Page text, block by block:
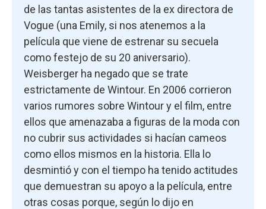
de las tantas asistentes de la ex directora de
Vogue (una Emily, si nos atenemos a la
película que viene de estrenar su secuela
como festejo de su 20 aniversario).
Weisberger ha negado que se trate
estrictamente de Wintour. En 2006 corrieron
varios rumores sobre Wintour y el film, entre
ellos que amenazaba a figuras de la moda con
no cubrir sus actividades si hacían cameos
como ellos mismos en la historia. Ella lo
desmintió y con el tiempo ha tenido actitudes
que demuestran su apoyo a la película, entre
otras cosas porque, según lo dijo en